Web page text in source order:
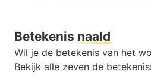
Betekenis naald
Wil je de betekenis van het
Bekijk alle zeven de